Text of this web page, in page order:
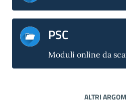
PSC
Moduli online da
ALTRI